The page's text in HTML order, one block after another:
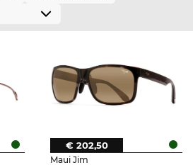
Maui Jim
€ 202,50